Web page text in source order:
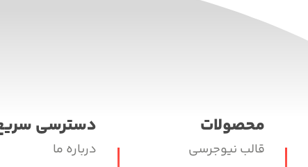
محصولات
قالب نیوجرسی
دسترسی
درباره ما